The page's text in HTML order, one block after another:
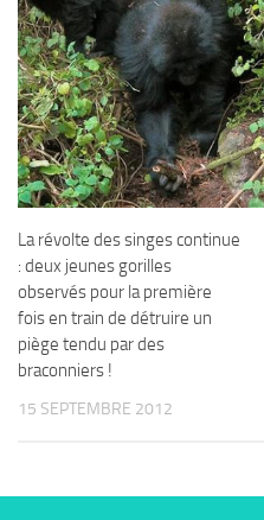
La révolte des singes continue
: deux jeunes gorilles
observés pour la première
fois en train de détruire un
piège tendu par des
braconniers !
15 SEPTEMBRE 2012